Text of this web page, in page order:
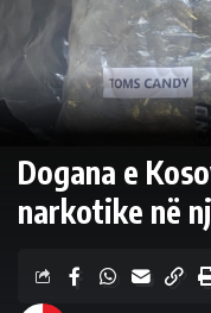
Dogana e
narkotike në